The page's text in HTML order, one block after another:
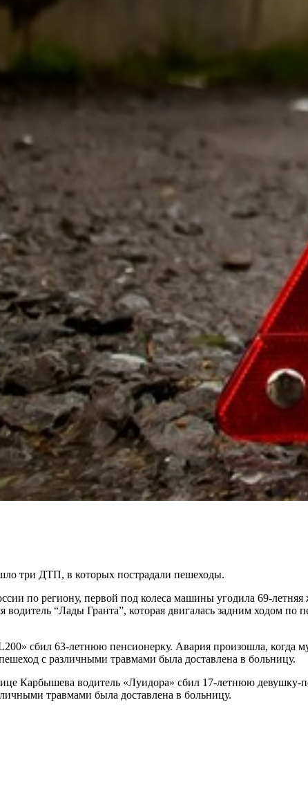
три ДТП, в которых пострадали пешеходы.
по региону, первой под колеса машины угодила 69-
“Лады Гранта”, которая двигалась задним ходом
сбил 63-летнюю пенсионерку. Авария произошла, когда
с различными травмами была доставлена в больницу.
Карбышева водитель «Луидора» сбил 17-летнюю
травмами была доставлена в больницу.